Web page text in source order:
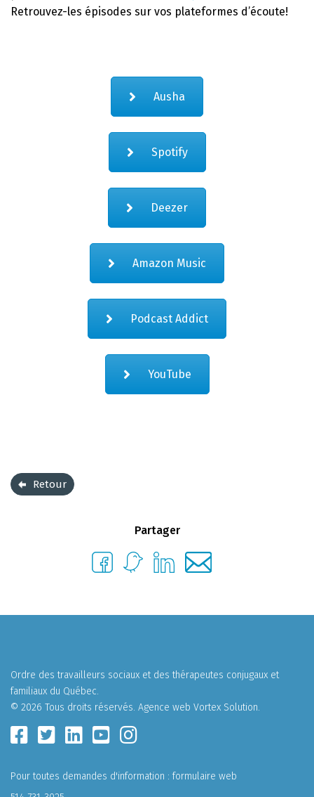
Retrouvez-les épisodes sur vos plateformes d’écoute!
Ausha
Spotify
Deezer
Amazon Music
Podcast Addict
YouTube
Retour
Partager
Ordre des travailleurs sociaux et des thérapeutes conjugaux et
familiaux du Québec.
© 2026 Tous droits réservés. Agence web Vortex Solution.
Pour toutes demandes d'information :formulaire web